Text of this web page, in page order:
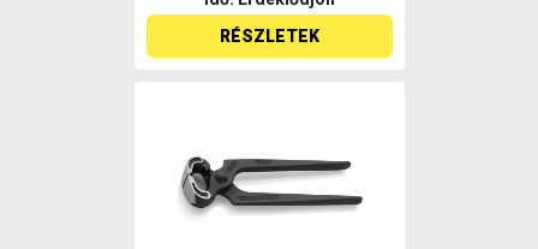
RÉSZLETEK